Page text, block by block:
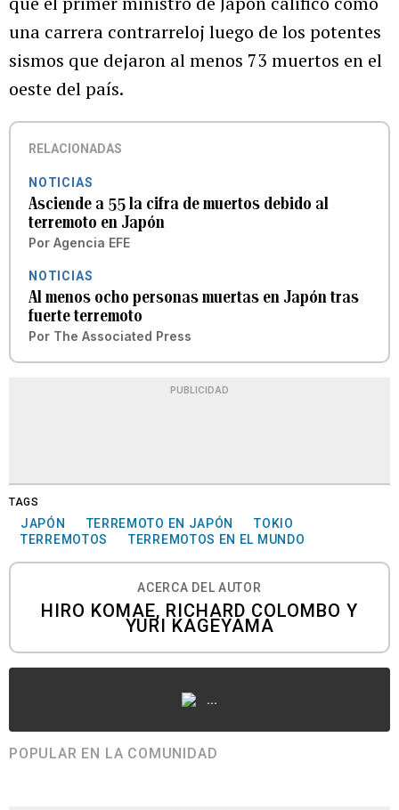
una carrera contrarreloj luego de los potentes
sismos que dejaron al menos 73 muertos en el
oeste del país.
RELACIONADAS
NOTICIAS
Asciende a 55 la cifra de muertos debido al
terremoto en Japón
Por Agencia EFE
NOTICIAS
Al menos ocho personas muertas en Japón tras
fuerte terremoto
Por The Associated Press
PUBLICIDAD
TAGS
JAPÓN TERREMOTO EN JAPÓN
TOKIO
TERREMOTOS
TERREMOTOS EN EL MUNDO
ACERCA DEL AUTOR
HIRO KOMAE, RICHARD COLOMBO Y
YURI KAGEYAMA
...
POPULAR EN LA COMUNIDAD